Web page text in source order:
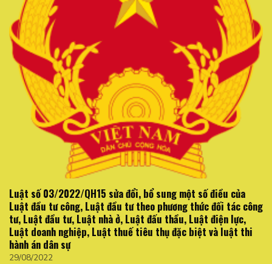
Luật số 03/2022/QH15 sửa đổi, bổ sung một số điều của
Luật đầu tư công, Luật đầu tư theo phương thức đối tác công
tư, Luật đầu tư, Luật nhà ở, Luật đấu thầu, Luật điện lực,
Luật doanh nghiệp, Luật thuế tiêu thụ đặc biệt và luật thi
hành án dân sự
29/08/2022